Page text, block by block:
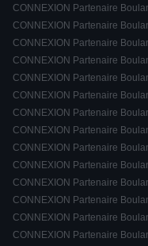
CONNEXION Partenaire
CONNEXION Partenaire
CONNEXION Partenaire
CONNEXION Partenaire
CONNEXION Partenaire
CONNEXION Partenaire
CONNEXION Partenaire
CONNEXION Partenaire
CONNEXION Partenaire
CONNEXION Partenaire
CONNEXION Partenaire
CONNEXION Partenaire
CONNEXION Partenaire
CONNEXION Partenaire